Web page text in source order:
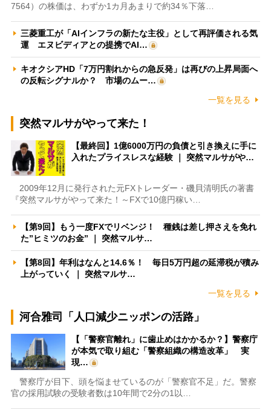
7564）の株価は、わずか1カ月あまりで約34％下落…
三菱重工が「AIインフラの新たな主役」として再評価される気
運 エヌビディアとの提携でAI…
キオクシアHD「7万円割れからの急反発」は再びの上昇局面へ
の反転シグナルか？ 市場のムー…
一覧を見る
突然マルサがやって来た！
【最終回】1億6000万円の負債と引き換えに手に
入れたプライスレスな経験 ｜ 突然マルサがや…
2009年12月に発行された元FXトレーダー・磯貝清明氏の著書
『突然マルサがやって来た！～FXで10億円稼い…
【第9回】もう一度FXでリベンジ！ 種銭は差し押さえを免れ
た”ヒミツのお金” ｜ 突然マルサ…
【第8回】年利はなんと14.6％！ 毎日5万円超の延滞税が積み
上がっていく ｜ 突然マルサ…
一覧を見る
河合雅司「人口減少ニッポンの活路」
【「警察官離れ」に歯止めはかかるか？】警察庁
が本気で取り組む「警察組織の構造改革」 実
現…
警察庁が目下、頭を悩ませているのが「警察官不足」だ。警察
官の採用試験の受験者数は10年間で2分の1以…